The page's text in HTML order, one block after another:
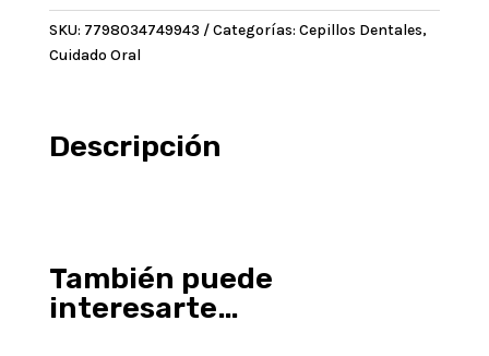
3
–
2×1
cantidad
SKU: 7798034749943 Categorías: Cepillos Dentales,
Cuidado Oral
Descripción
También puede
interesarte…